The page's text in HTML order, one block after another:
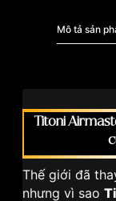
Mô tả sản
Titoni
Thế giới đã
nhưng vì sao